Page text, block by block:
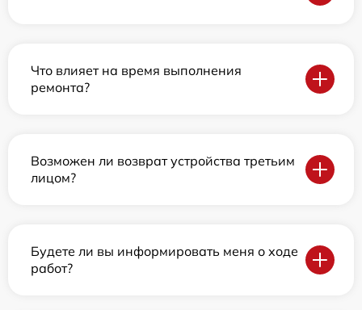
Что влияет на время выполнения
ремонта?
Возможен ли возврат устройства третьим
лицом?
Будете ли вы информировать меня о ходе
работ?